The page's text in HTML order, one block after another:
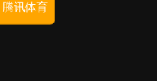
腾讯体育